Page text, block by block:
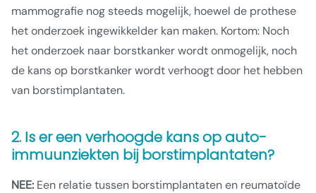
mammografie nog steeds mogelijk, hoewel de prothese
het onderzoek ingewikkelder kan maken. Kortom: Noch
het onderzoek naar borstkanker wordt onmogelijk, noch
de kans op borstkanker wordt verhoogt door het hebben
van borstimplantaten.
2. Is er een verhoogde kans op auto-
immuunziekten bij borstimplantaten?
NEE: Een relatie tussen borstimplantaten en reumatoïde